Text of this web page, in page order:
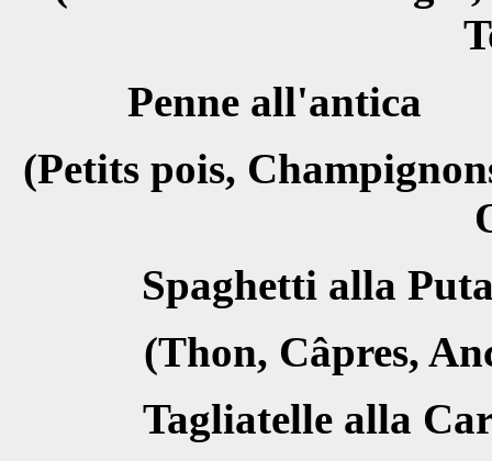
Penne
(Petits pois,
Spaghetti
(Thon, Câpres,
Tagliatelle